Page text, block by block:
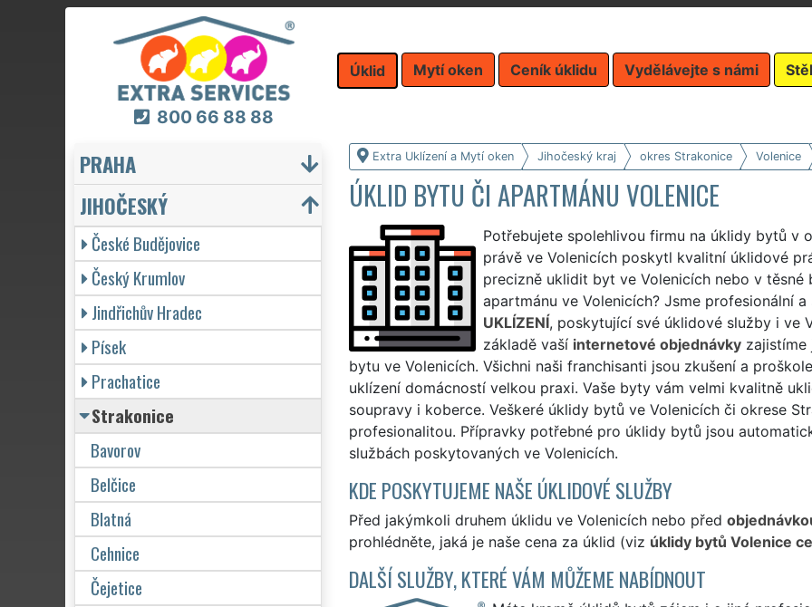
800 66 88 88
Úklid Mytí oken Ceník úklidu Vydělávejte s námi
Extra Uklízení a Mytí oken Jihočeský kraj okres Strakonice Volenice
ÚKLID BYTU ČI APARTMÁNU VOLENICE
Potřebujete spolehlivou firmu na úklidy bytů v
právě ve Volenicích poskytl kvalitní úklidové
precizně uklidit byt ve Volenicích nebo v
apartmánu ve Volenicích? Jsme profesionální
UKLÍZENÍ, poskytující své úklidové služby i ve
základě vaší internetové objednávkyzajistíme
bytu ve Volenicích. Všichni naši franchisanti jsou zkušení a
uklízení domácností velkou praxi. Vaše byty vám velmi kvalitně
soupravy i koberce. Veškeré úklidy bytů ve Volenicích či okrese
profesionalitou. Přípravky potřebné pro úklidy bytů jsou
službách poskytovaných ve Volenicích.
KDE POSKYTUJEME NAŠE ÚKLIDOVÉ SLUŽBY
Před jakýmkoli druhem úklidu ve Volenicích nebo před
prohlédněte, jaká je naše cena za úklid (viz úklidy bytů Volenice
DALŠÍ SLUŽBY, KTERÉ VÁM MŮŽEME NABÍDNOUT
PRAHA
JIHOČESKÝ
České Budějovice
Český Krumlov
Jindřichův Hradec
Písek
Prachatice
Strakonice
Bavorov
Belčice
Blatná
Cehnice
Čejetice